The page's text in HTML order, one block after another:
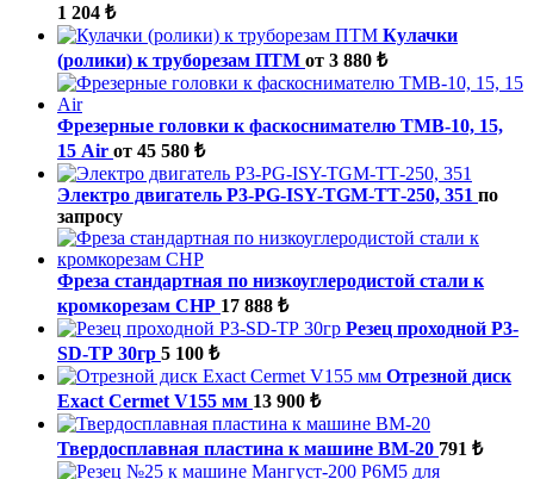
1 204 ₺
Кулачки
(ролики) к труборезам ПТМ от 3 880 ₺
Фрезерные головки к фаскоснимателю ТМВ-10, 15,
15 Air от 45 580 ₺
Электро двигатель P3-PG-ISY-TGM-ТТ-250, 351 по
запросу
Фреза стандартная по низкоуглеродистой стали к
кромкорезам СНР 17 888 ₺
Резец проходной P3-
SD-ТР 30гр 5 100 ₺
Отрезной диск
Exact Cermet V155 мм 13 900 ₺
Твердосплавная пластина к машине ВМ-20 791 ₺